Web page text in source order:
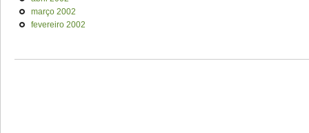
março 2002
fevereiro 2002